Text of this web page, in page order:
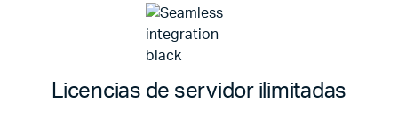
Licencias de servidor ilimitadas